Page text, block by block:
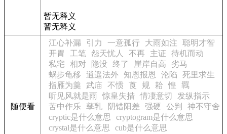
暂无释义
暂无释义
随便看
江心补漏 引力 一意孤行 大雨如注
聪明才智
开胃
工笔 怨天忧人 不再 主证
待机而动
私宅
相对 隐没 终了 崖岸自高
劣马
蜗步龟移
逍遥法外 知恩报恩 沦陷
死里求生
指雁为羹
武庙 不惯 莨 规 耠 惶
羈
听见风就是雨
惊皇失措 情凄意切
发纵指示
苦中作乐
孳乳 阴错阳差 强硬 公判
神不守舍
cryptic是什么意思
cryptogram是什么意思
crystal是什么意思
cub是什么意思